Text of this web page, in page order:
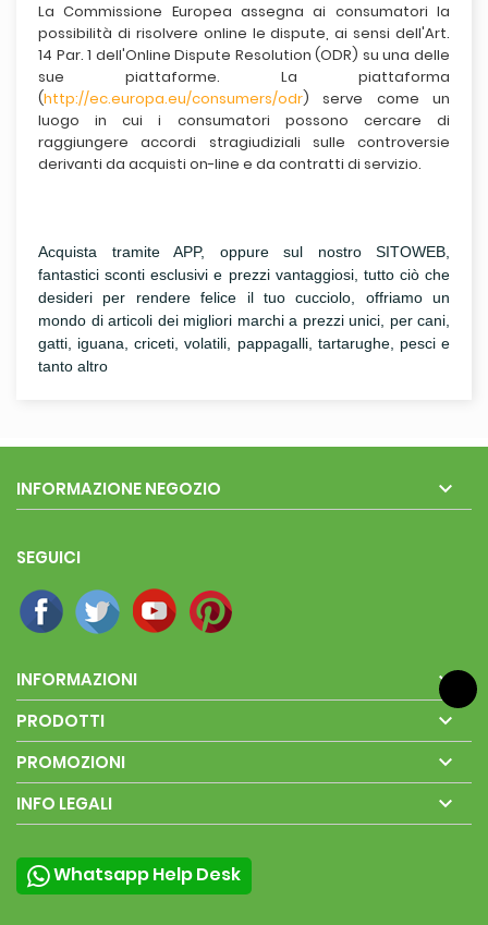
La Commissione Europea assegna ai consumatori la
possibilità di risolvere online le dispute, ai sensi dell'Art.
14 Par. 1 dell'Online Dispute Resolution (ODR) su una delle
sue piattaforme. La piattaforma
(http://ec.europa.eu/consumers/odr) serve come un
luogo in cui i consumatori possono cercare di
raggiungere accordi stragiudiziali sulle controversie
derivanti da acquisti on-line e da contratti di servizio.
Acquista tramite APP, oppure sul nostro SITOWEB,
fantastici sconti esclusivi e prezzi vantaggiosi, tutto ciò che
desideri per rendere felice il tuo cucciolo, offriamo un
mondo di articoli dei migliori marchi a prezzi unici, per cani,
gatti, iguana, criceti, volatili, pappagalli, tartarughe, pesci e
tanto altro
INFORMAZIONE NEGOZIO 
SEGUICI
INFORMAZIONI 
PRODOTTI 
PROMOZIONI 
INFO LEGALI 
Whatsapp Help Desk